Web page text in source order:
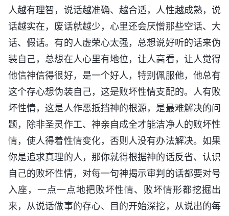
人越有理智，说话越准确、越合适，人性越成熟，说
话越实在，废话就越少，心里还会厌憎那些空话、大
话、假话。有的人虚荣心太强，总想说好听的话来伪
装自己，总想在人心里有地位，让人高看，让人觉得
他信神信得很好，是一个好人，特别佩服他，他总有
这个存心想伪装自己，这是败坏性情支配的。人有败
坏性情，这是人作恶抵挡神的根源，是最难解决的问
题，除非圣灵作工、神亲自成全才能洁净人的败坏性
情，使人得着性情变化，否则人没有办法解决。如果
你是追求真理的人，那你就得根据神的话反省、认识
自己的败坏性情，对每一句神揭示审判的话都要对号
入座，一点一点地把败坏性情、败坏情形都挖掘出
来，从说话做事的存心、目的开始深挖，从说出的每